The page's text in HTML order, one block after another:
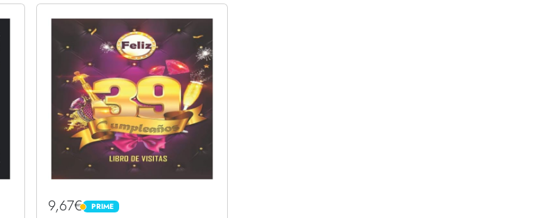
9,67€ PRIME
PRIME